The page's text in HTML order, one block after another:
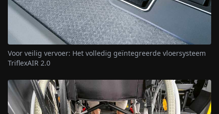
Voor veilig vervoer: Het volledig geïntegreerde vloersysteem
TriflexAIR 2.0